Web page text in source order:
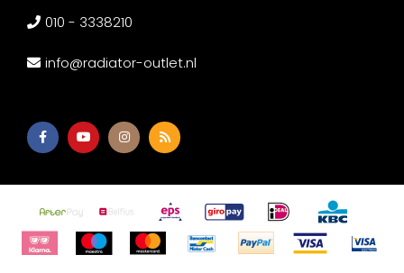
010 - 3338210
info@radiator-outlet.nl